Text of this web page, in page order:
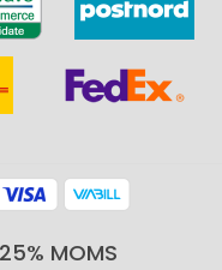
25% MOMS